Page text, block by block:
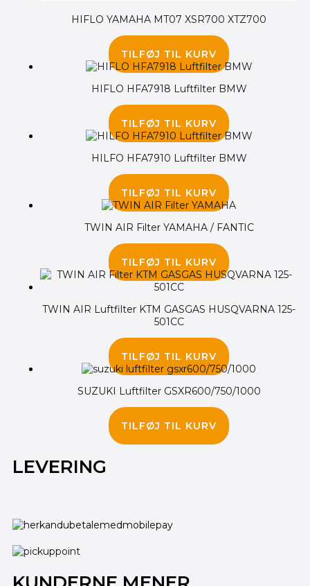
HIFLO YAMAHA MT07 XSR700 XTZ700
TILFØJ TIL KURV
HIFLO HFA7918 Luftfilter BMW
TILFØJ TIL KURV
HILFO HFA7910 Luftfilter BMW
TILFØJ TIL KURV
TWIN AIR Filter YAMAHA / FANTIC
TILFØJ TIL KURV
TWIN AIR Luftfilter KTM GASGAS HUSQVARNA 125-
501CC
TILFØJ TIL KURV
SUZUKI Luftfilter GSXR600/750/1000
TILFØJ TIL KURV
LEVERING